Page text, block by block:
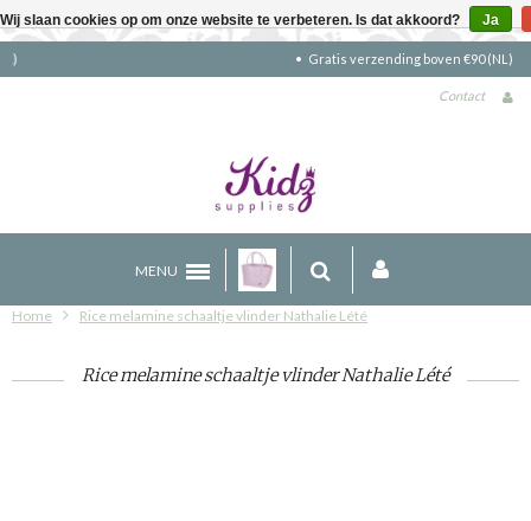
Gratis verzending boven €90 (NL)
Contact
MENU
Home Rice melamine schaaltje vlinder Nathalie Lété
Rice melamine schaaltje vlinder Nathalie Lété
Wij slaan cookies op om onze website te verbeteren. Is dat akkoord? Ja